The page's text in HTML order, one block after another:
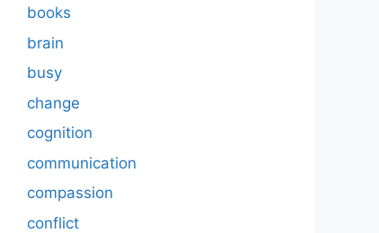
books
brain
busy
change
cognition
communication
compassion
conflict